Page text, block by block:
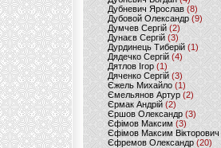
Дубневич Ярослав (8)
Дубовой Олександр(9)
Думчев Сергій (2)
Дунаєв Сергій(3)
Дурдинець Тиберій (1)
Дядечко Сергій (4)
Дятлов Ігор (1)
Дяченко Сергій (3)
Єжель Михайло (1)
Ємельянов Артур (2)
Єрмак Андрій (2)
Єршов Олександр (3)
Єфімов Максим (3)
Єфімов Максим Вікторович
Єфремов Олександр (20)